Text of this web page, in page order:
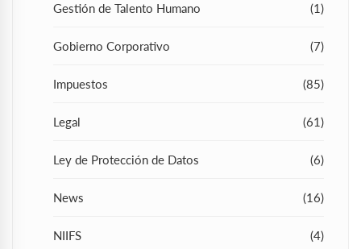
Gestión de Talento Humano (1)
Gobierno Corporativo (7)
Impuestos (85)
Legal (61)
Ley de Protección de Datos (6)
News (16)
NIIFS (4)